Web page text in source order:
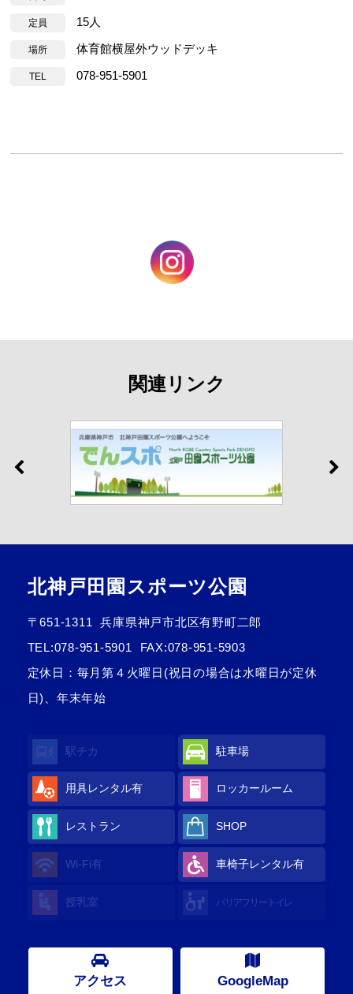
定員 15人
場所 体育館横屋外ウッドデッキ
TEL 078-951-5901
関連リンク
北神戸田園スポーツ公園
〒651-1311
兵庫県神戸市北区有野町二郎
TEL:078-951-5901
FAX:078-951-5903
定休日：毎月第４火曜日(祝日の場合は水曜日が定休
日)、年末年始
駅チカ 駐車場
用具レンタル有 ロッカールーム
レストラン SHOP
Wi-Fi有 車椅子レンタル有
授乳室 バリアフリートイレ
アクセス GoogleMap